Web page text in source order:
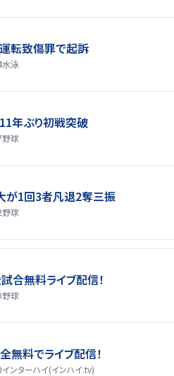
転致傷罪で起訴
水泳
年ぶり初戦突破
野球
が1回3者凡退2奪三振
野球
合無料ライブ配信！
野球
無料でライブ配信！
インターハイ(インハイ.tv)